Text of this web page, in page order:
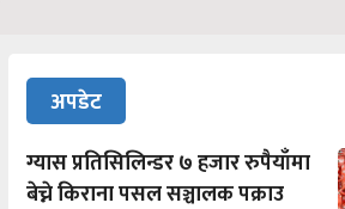
अपडेट
ग्यास प्रतिसिलिन्डर ७ हजार रुपैयाँमा
बेच्ने किराना पसल सञ्चालक पक्राउ